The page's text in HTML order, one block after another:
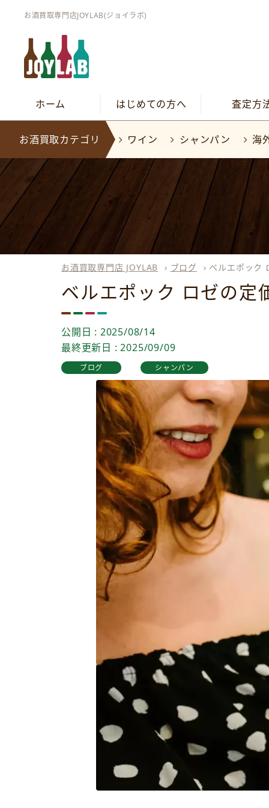
お酒買取専門店JOYLAB(ジョイラボ)
ホーム はじめての方へ 査定方
お酒買取カテゴリ ワイン シャンパン 海
お酒買取専門店 JOYLAB › ブログ › ベルエポック
ベルエポック ロゼの定
公開日 : 2025/08/14
最終更新日 : 2025/09/09
ブログ シャンパン